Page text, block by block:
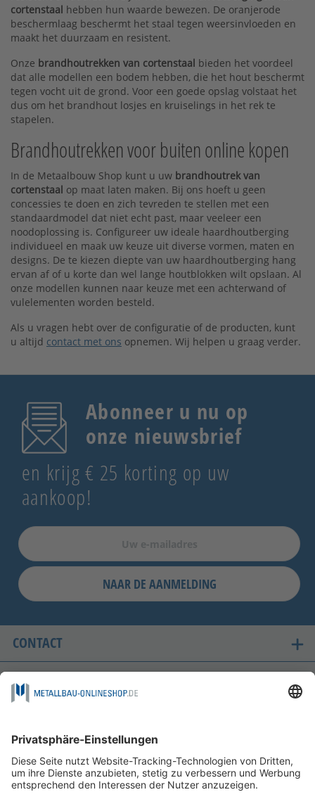
cortenstaal hebben hun waarde bewezen. De oranjerode
beschermlaag beschermt het staal tegen weersinvloeden en
maakt het duurzaam en resistent.
Onze brandhoutrekken van cortenstaal bieden het voordeel
dat alle modellen een bodem hebben, die het hout beschermt
tegen vocht uit de grond. Voor een goede opslag volstaat het
dus om het brandhout losjes en kruiselings in het rek te
stapelen.
Brandhoutrekken voor buiten online kopen
In de Metaalbouw Shop kunt u uw brandhoutrek van
cortenstaal op maat laten maken. Bij ons hoeft u geen
concessies te doen en zich tevreden te stellen met een
standaardmodel dat niet echt past, maar veeleer een
noodoplossing is. Configureer uw ideale haardhoutberging
individueel en maak uw keuze uit diverse vormen, maten en
designs. De te kiezen diepte van uw haardhoutberging hang
ervan af of u korte dan wel lange houtblokken wilt opslaan. Al
onze modellen kunnen naar keuze met een achterwand of
vulelementen worden besteld.
Als u vragen hebt over de configuratie of de producten, kunt
u altijd contact met ons opnemen. Wij helpen u graag verder.
Abonneer u nu op
onze nieuwsbrief
en krijg € 25 korting op uw
aankoop!
NAAR DE AANMELDING
CONTACT
ONZE LANDEN VAN LEVERING
FOLGEN SIE UNS AUF
BETAALMOGELIJKHEDEN